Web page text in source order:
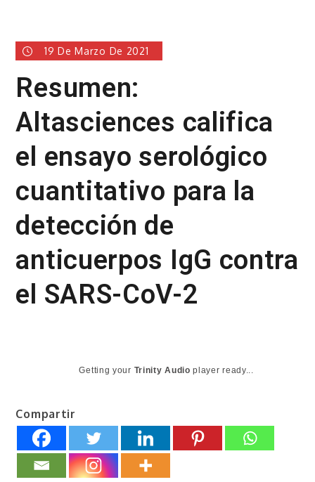
19 De Marzo De 2021
Resumen:
Altasciences califica
el ensayo serológico
cuantitativo para la
detección de
anticuerpos IgG contra
el SARS-CoV-2
Getting your Trinity Audio player ready...
Compartir